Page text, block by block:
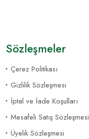
Sözleşmeler
Çerez Politikası
Gizlilik Sözleşmesi
İptal ve İade Koşulları
Mesafeli Satış Sözleşmesi
Üyelik Sözleşmesi